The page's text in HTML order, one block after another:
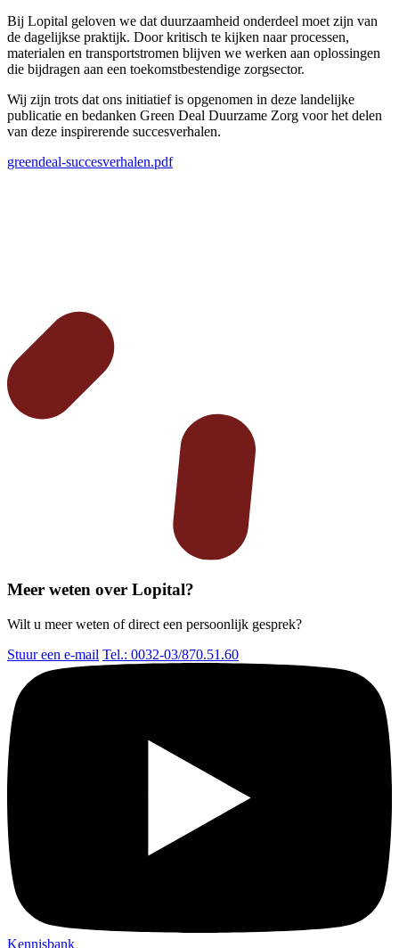
Bij Lopital geloven we dat duurzaamheid onderdeel moet zijn van
de dagelijkse praktijk. Door kritisch te kijken naar processen,
materialen en transportstromen blijven we werken aan oplossingen
die bijdragen aan een toekomstbestendige zorgsector.
Wij zijn trots dat ons initiatief is opgenomen in deze landelijke
publicatie en bedanken Green Deal Duurzame Zorg voor het delen
van deze inspirerende succesverhalen.
greendeal-succesverhalen.pdf
Meer weten over Lopital?
Wilt u meer weten of direct een persoonlijk gesprek?
Stuur een e-mail Tel.: 0032-03/870.51.60
Kennisbank